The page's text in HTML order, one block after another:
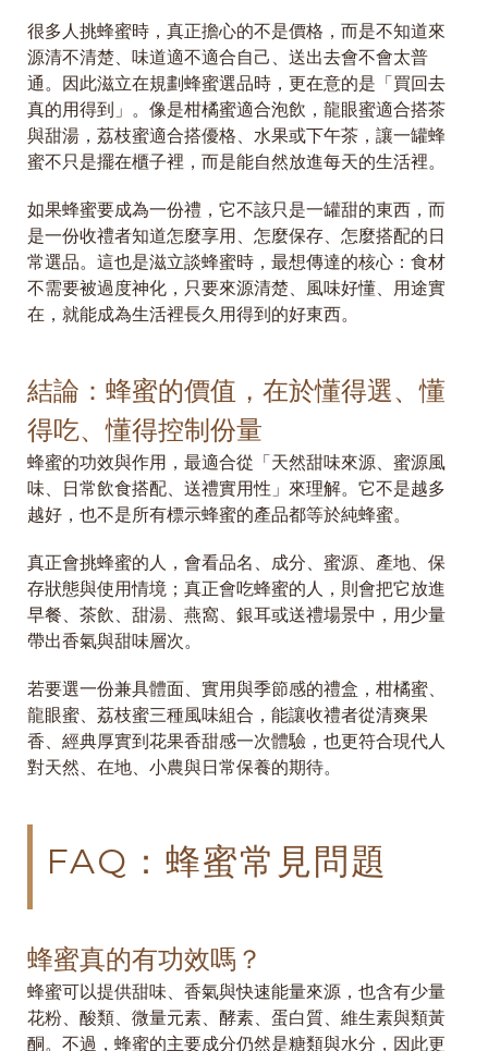
很多人挑蜂蜜時，真正擔心的不是價格，而是不知道來
源清不清楚、味道適不適合自己、送出去會不會太普
通。因此滋立在規劃蜂蜜選品時，更在意的是「買回去
真的用得到」。像是柑橘蜜適合泡飲，龍眼蜜適合搭茶
與甜湯，荔枝蜜適合搭優格、水果或下午茶，讓一罐蜂
蜜不只是擺在櫃子裡，而是能自然放進每天的生活裡。
如果蜂蜜要成為一份禮，它不該只是一罐甜的東西，而
是一份收禮者知道怎麼享用、怎麼保存、怎麼搭配的日
常選品。這也是滋立談蜂蜜時，最想傳達的核心：食材
不需要被過度神化，只要來源清楚、風味好懂、用途實
在，就能成為生活裡長久用得到的好東西。
結論：蜂蜜的價值，在於懂得選、懂
得吃、懂得控制份量
蜂蜜的功效與作用，最適合從「天然甜味來源、蜜源風
味、日常飲食搭配、送禮實用性」來理解。它不是越多
越好，也不是所有標示蜂蜜的產品都等於純蜂蜜。
真正會挑蜂蜜的人，會看品名、成分、蜜源、產地、保
存狀態與使用情境；真正會吃蜂蜜的人，則會把它放進
早餐、茶飲、甜湯、燕窩、銀耳或送禮場景中，用少量
帶出香氣與甜味層次。
若要選一份兼具體面、實用與季節感的禮盒，柑橘蜜、
龍眼蜜、荔枝蜜三種風味組合，能讓收禮者從清爽果
香、經典厚實到花果香甜感一次體驗，也更符合現代人
對天然、在地、小農與日常保養的期待。
FAQ：蜂蜜常見問題
蜂蜜真的有功效嗎？
蜂蜜可以提供甜味、香氣與快速能量來源，也含有少量
花粉、酸類、微量元素、酵素、蛋白質、維生素與類黃
酮。不過，蜂蜜的主要成分仍然是糖類與水分，因此更